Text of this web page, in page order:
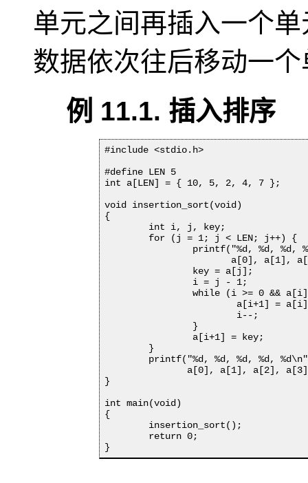
单元之间再插入一个
数据依次往后移动一
例 11.1. 插入排序
#include <stdio.h>
#define LEN 5
int a[LEN] = { 10, 5, 2, 4, 7 };
void insertion_sort(void)
{
		while (i >= 0 && a[i] > key) {
}
int main(void)
{
}